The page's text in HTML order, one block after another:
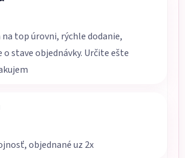
je 5 z 5 hviezdičiek.
top úrovni, rýchle dodanie,
stave objednávky. Určite ešte
je 5 z 5 hviezdičiek.
objednané uz 2x